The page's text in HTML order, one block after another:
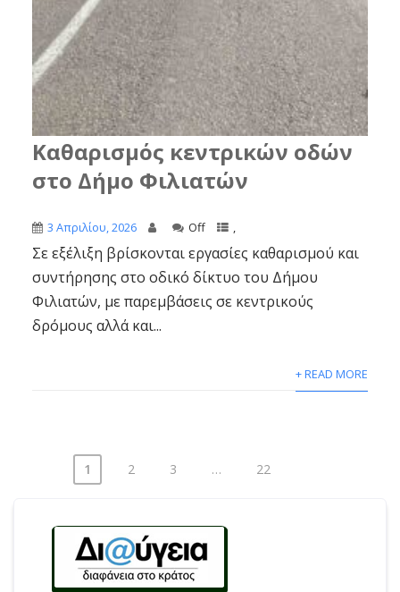
Καθαρισμός κεντρικών οδών
στο Δήμο Φιλιατών
3 Απριλίου, 2026 Off ,
Σε εξέλιξη βρίσκονται εργασίες καθαρισμού και
συντήρησης στο οδικό δίκτυο του Δήμου
Φιλιατών, με παρεμβάσεις σε κεντρικούς
δρόμους αλλά και...
+ READ MORE
Σελιδοποίηση
άρθρων
1 2 3 … 22